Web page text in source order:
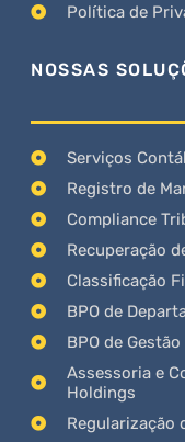
Política de
NOSSAS
Serviços
Registro de
Compliance
Recuperação
Classificação
BPO de
BPO de
Assessoria e
Holdings
Regularização